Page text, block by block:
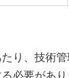
り、技術
必要があり